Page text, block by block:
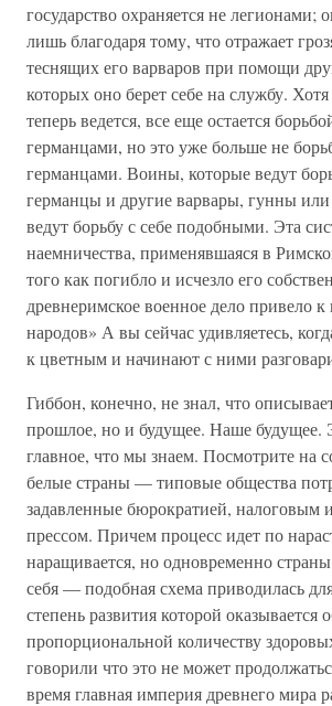
государство охраняется не легионами;
лишь благодаря тому, что отражает
теснящих его варваров при помощи
которых оно берет себе на службу. Хотя
теперь ведется, все еще остается
германцами, но это уже больше не
германцами. Воины, которые ведут
германцы и другие варвары, гунны или
ведут борьбу с себе подобными. Эта
наемничества, применявшаяся в
того как погибло и исчезло его
древнеримское военное дело привело
народов» А вы сейчас удивляетесь,
к цветным и начинают с ними
Гиббон, конечно, не знал, что
прошлое, но и будущее. Наше будущее.
главное, что мы знаем. Посмотрите на
белые страны — типовые общества
задавленные бюрократией, налоговым
прессом. Причем процесс идет по
наращивается, но одновременно
себя — подобная схема приводилась
степень развития которой оказывается
пропорциональной количеству
говорили что это не может
время главная империя древнего мира